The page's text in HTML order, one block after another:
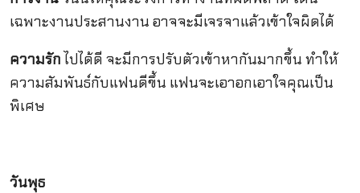
เฉพาะงานประสานงาน อาจจะมีเจรจาแล้วเข้าใจผิดได้
ความรัก ไปได้ดี จะมีการปรับตัวเข้าหากันมากขึ้น ทำให้
ความสัมพันธ์กับแฟนดีขึ้น แฟนจะเอาอกเอาใจคุณเป็น
พิเศษ
วันพุธ